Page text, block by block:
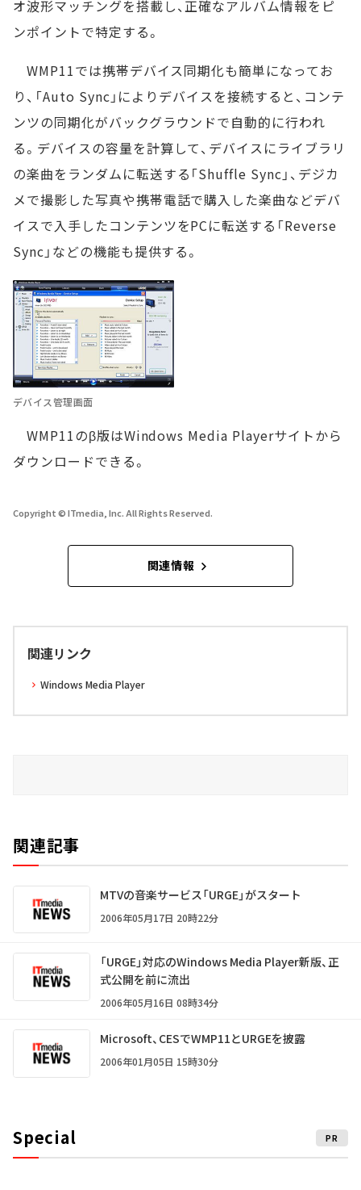
オ波形マッチングを搭載し、正確なアルバム情報をピ
ンポイントで特定する。
WMP11では携帯デバイス同期化も簡単になってお
り、「Auto Sync」によりデバイスを接続すると、コンテ
ンツの同期化がバックグラウンドで自動的に行われ
る。デバイスの容量を計算して、デバイスにライブラリ
の楽曲をランダムに転送する「Shuffle Sync」、デジカ
メで撮影した写真や携帯電話で購入した楽曲などデバ
イスで入手したコンテンツをPCに転送する「Reverse
Sync」などの機能も提供する。
デバイス管理画面
WMP11のβ版はWindows Media Playerサイトから
ダウンロードできる。
Copyright © ITmedia, Inc. All Rights Reserved.
関連情報
関連リンク
Windows Media Player
関連記事
MTVの音楽サービス「URGE」がスタート
2006年05月17日 20時22分
「URGE」対応のWindows Media Player新版、正
式公開を前に流出
2006年05月16日 08時34分
Microsoft、CESでWMP11とURGEを披露
2006年01月05日 15時30分
Special PR